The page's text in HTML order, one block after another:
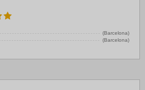
(Barcelona)
(Barcelona)